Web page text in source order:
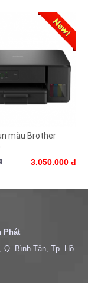
màu Brother
3.050.000 đ
Phát
Q. Bình Tân, Tp. Hồ